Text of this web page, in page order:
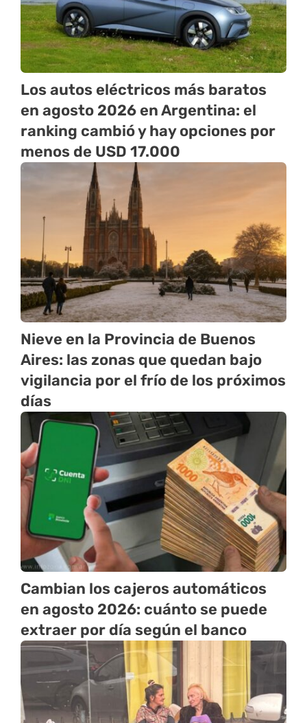
Los autos eléctricos más baratos
en agosto 2026 en Argentina: el
ranking cambió y hay opciones por
menos de USD 17.000
Nieve en la Provincia de Buenos
Aires: las zonas que quedan bajo
vigilancia por el frío de los próximos
días
Cambian los cajeros automáticos
en agosto 2026: cuánto se puede
extraer por día según el banco